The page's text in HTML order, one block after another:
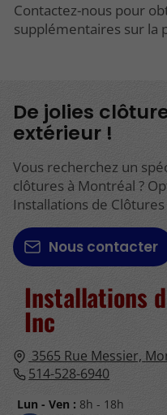
Contactez-nous pour
supplémentaires sur la
Installations
Inc
3565 Rue Messier,
514-528-6940
Lun - Ven : 8h - 18h
De jolies
extérieur !
Vous recherchez un
clôtures à Montréal ?
Installations de Clôtures
Nous contacter